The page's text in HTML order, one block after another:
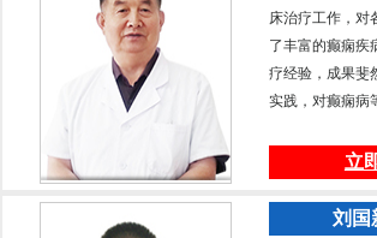
床治疗工作，对
了丰富的癫痫疾
疗经验，成果斐
实践，对癫痫病
立
刘国